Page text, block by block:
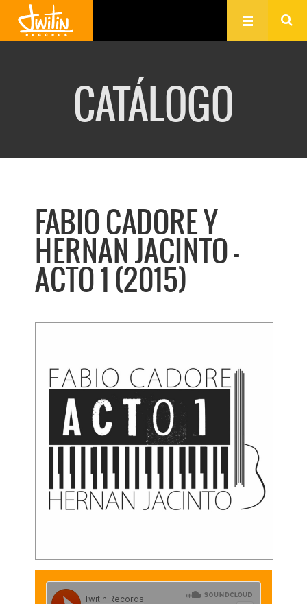
CATÁLOGO
FABIO CADORE Y
HERNAN JACINTO -
ACTO 1 (2015)